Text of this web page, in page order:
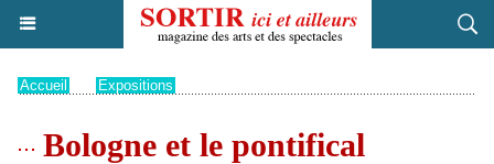
Accueil Expositions
Bologne et le pontifical